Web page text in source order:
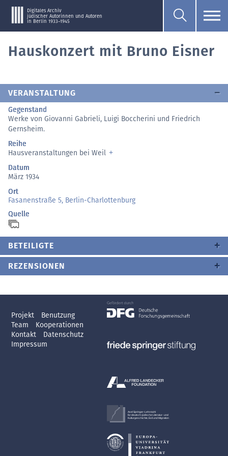
Digitales Archiv
jüdischer Autorinnen und Autoren
in Berlin 1933–1945
Hauskonzert mit Bruno Eisner
VERANSTALTUNG
Gegenstand
Werke von Giovanni Gabrieli, Luigi Boccherini und Friedrich
Gernsheim.
Reihe
Hausveranstaltungen bei Weil
Datum
März 1934
Ort
Fasanenstraße 5, Berlin-Charlottenburg
Quelle
BETEILIGTE
REZENSIONEN
Projekt
Benutzung
Team
Kooperationen
Kontakt
Datenschutz
Impressum
Axel Springer-Lehrstuhl
für deutsch-jüdische Literatur- und
Kulturgeschichte, Exil und Migration